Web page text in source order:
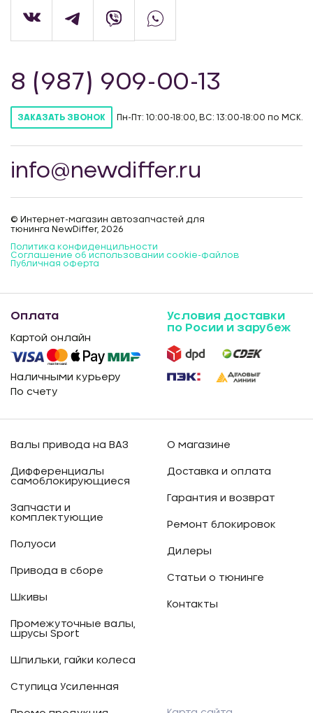
8 (987) 909-00-13
ЗАКАЗАТЬ ЗВОНОК Пн-Пт: 10:00-18:00, ВС: 13:00-18:00 по МСК.
info@newdiffer.ru
© Интернет-магазин автозапчастей для
тюнинга NewDiffer, 2026
Политика конфиденцильности
Соглашение об использовании cookie-файлов
Публичная оферта
Оплата
Картой онлайн
Наличными курьеру
По счету
Условия доставки
по Росии и зарубеж
Валы привода на ВАЗ
Дифференциалы
самоблокирующиеся
Запчасти и
комплектующие
Полуоси
Привода в сборе
Шкивы
Промежуточные валы,
шрусы Sport
Шпильки, гайки колеса
Ступица Усиленная
О магазине
Доставка и оплата
Гарантия и возврат
Ремонт блокировок
Дилеры
Статьи о тюнинге
Контакты